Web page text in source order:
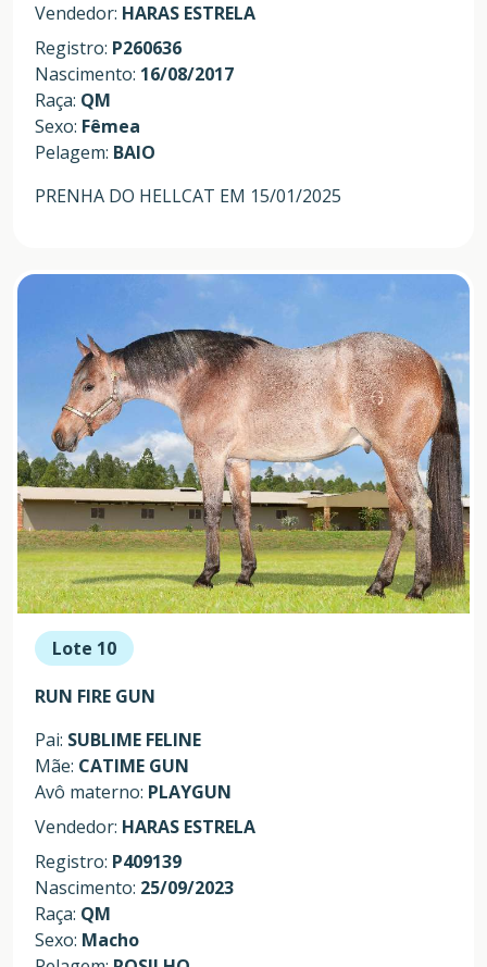
Vendedor: HARAS ESTRELA
Registro: P260636
Nascimento: 16/08/2017
Raça: QM
Sexo: Fêmea
Pelagem: BAIO
PRENHA DO HELLCAT EM 15/01/2025
Lote 10
RUN FIRE GUN
Pai: SUBLIME FELINE
Mãe: CATIME GUN
Avô materno: PLAYGUN
Vendedor: HARAS ESTRELA
Registro: P409139
Nascimento: 25/09/2023
Raça: QM
Sexo: Macho